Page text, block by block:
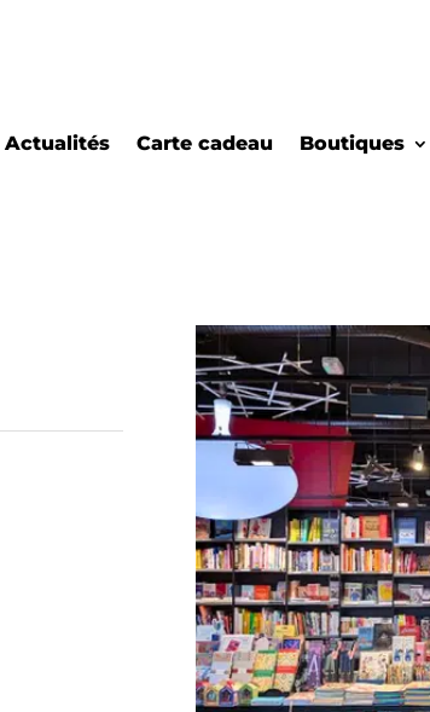
Actualités Carte cadeau Boutiques